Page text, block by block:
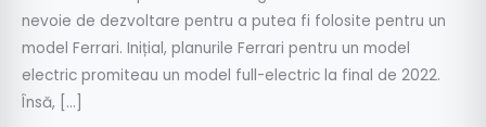
nevoie de dezvoltare pentru a putea fi folosite pentru un
model Ferrari. Inițial, planurile Ferrari pentru un model
electric promiteau un model full-electric la final de 2022.
Însă, […]